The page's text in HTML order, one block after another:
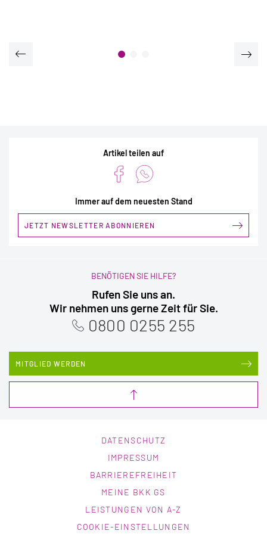
Artikel teilen auf
Immer auf dem neuesten Stand
JETZT NEWSLETTER ABONNIEREN
BENÖTIGEN SIE HILFE?
Rufen Sie uns an.
Wir nehmen uns gerne Zeit für Sie.
0800 0255 255
MITGLIED WERDEN
DATENSCHUTZ
IMPRESSUM
BARRIEREFREIHEIT
MEINE BKK GS
LEISTUNGEN VON A-Z
COOKIE-EINSTELLUNGEN